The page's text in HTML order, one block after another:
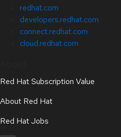
redhat.com
developers.redhat.com
connect.redhat.com
cloud.redhat.com
Red Hat Subscription Value
About Red Hat
Red Hat Jobs